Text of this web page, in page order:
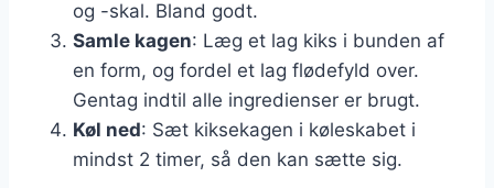
og -skal. Bland godt.
Samle kagen: Læg et lag kiks i bunden af
en form, og fordel et lag flødefyld over.
Gentag indtil alle ingredienser er brugt.
Køl ned: Sæt kiksekagen i køleskabet i
mindst 2 timer, så den kan sætte sig.